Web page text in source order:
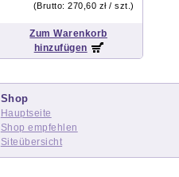
(Brutto:270,60 zł / szt.)
Zum Warenkorb
hinzufügen
Shop
Hauptseite
Shop empfehlen
Siteübersicht